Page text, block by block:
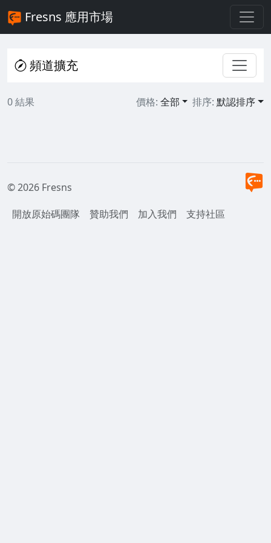
Fresns 應用市場
頻道擴充
0 結果 價格: 全部 排序:默認排序
© 2026 Fresns
開放原始碼團隊
贊助我們 加入我們 支持社區